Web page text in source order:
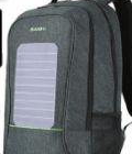
était :
32.500 CFA.
est :